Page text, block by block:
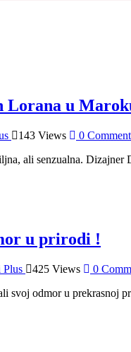
u
143 Views 0
ali senzualna.
u prirodi !
Plus 425 Views 0
svoj odmor u prekrasnoj